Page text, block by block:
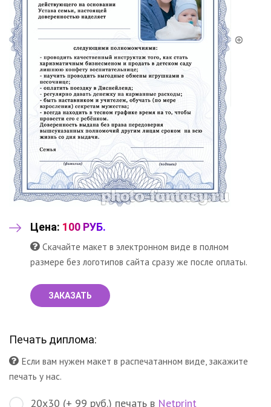
Цена: 100 РУБ.
Скачайте макет в электронном виде в полном
размере без логотипов сайта сразу же после оплаты.
ЗАКАЗАТЬ
Печать диплома:
Если вам нужен макет в распечатанном виде, закажите
печать у нас.
20х30 (+ 99 руб.) печать в Netprint